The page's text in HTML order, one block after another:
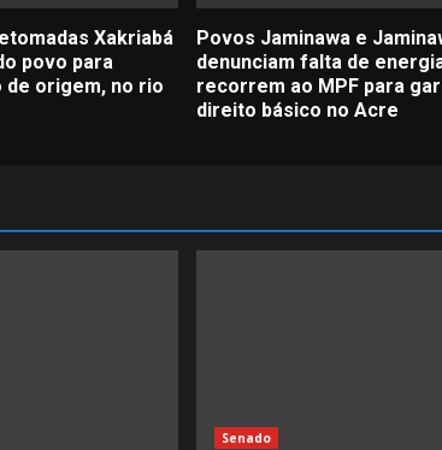
Xakriabá
povo para
origem, no rio
Povos Jaminawa e
denunciam falta de
recorrem ao MPF para
direito básico no Acre
Senado